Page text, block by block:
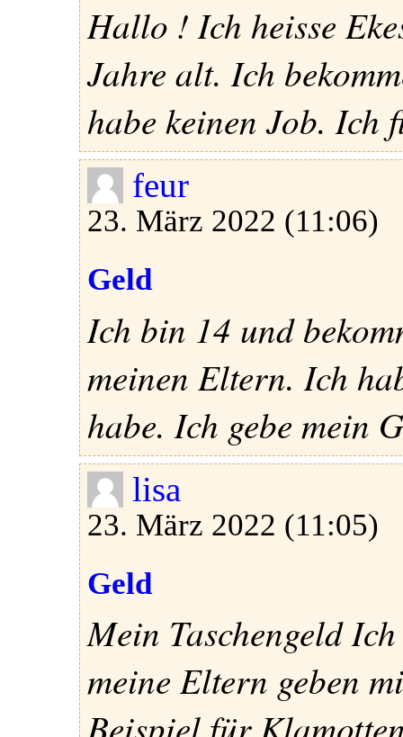
Hallo ! Ich heisse
Jahre alt. Ich
habe keinen Job. Ich
feur
23. März 2022 (11:06)
Geld
Ich bin 14 und
meinen Eltern. Ich
habe. Ich gebe mein
lisa
23. März 2022 (11:05)
Geld
Mein Taschengeld
meine Eltern geben
Beispiel für